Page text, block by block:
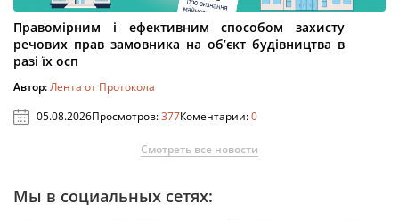
Правомірним і ефективним способом захисту
речових прав замовника на об’єкт будівництва в
разі їх осп
Автор:Лента от Протокола
05.08.2026Просмотров:377Коментарии:0
Смотреть все новости
Мы в социальных сетях: